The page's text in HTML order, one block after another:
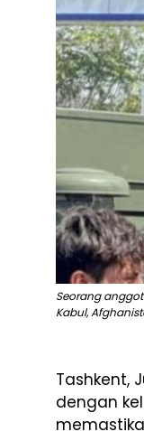
Seorang
Kabul,
Tashkent,
dengan